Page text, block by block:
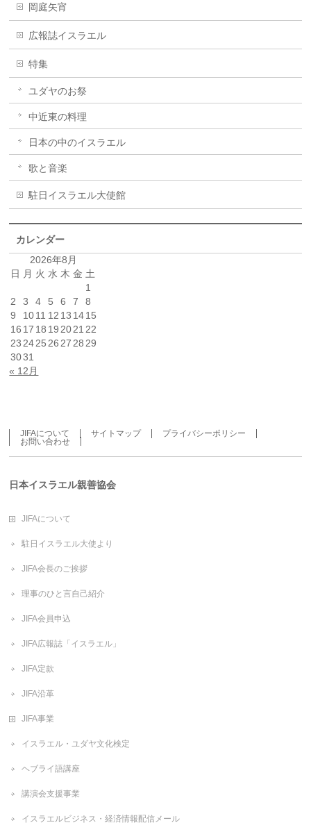
岡庭矢宵
広報誌イスラエル
特集
ユダヤのお祭
中近東の料理
日本の中のイスラエル
歌と音楽
駐日イスラエル大使館
カレンダー
2026年8月
日 月 火 水 木 金 土
1
2
3 4 5 6 7
8
9
1011 12 13 1415
16 17 18 19 2021 22
23 2425 26 27 28 29
3031
« 12月
JIFAについて サイトマップ
プライバシーポリシー
お問い合わせ
日本イスラエル親善協会
JIFAについて
駐日イスラエル大使より
JIFA会長のご挨拶
理事のひと言自己紹介
JIFA会員申込
JIFA広報誌「イスラエル」
JIFA定款
JIFA沿革
JIFA事業
イスラエル・ユダヤ文化検定
ヘブライ語講座
講演会支援事業
イスラエルビジネス・経済情報配信メール